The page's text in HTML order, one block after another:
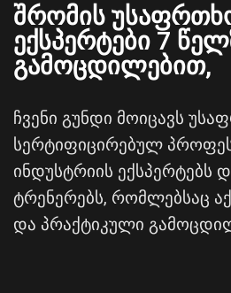
შრომის
ექსპერტები 7
გამოცდილებით,
ჩვენი გუნდი მოიცავს
სერტიფიცირებულ
ინდუსტრიის ექსპერტებს
ტრენერებს, რომლებსაც
და პრაქტიკული